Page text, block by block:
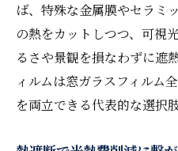
ば、特殊な金属膜やセラミ
の熱をカットしつつ、可視
るさや景観を損なわずに遮
ィルムは窓ガラスフィルム
を両立できる代表的な選択肢